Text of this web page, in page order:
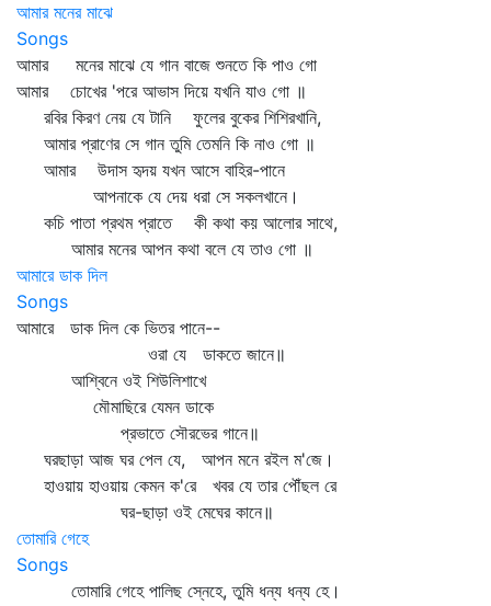
আমার মনের মাঝে
Songs
আমার মনের মাঝে যে গান বাজে শুনতে কি পাও গো
আমার চোখের 'পরে আভাস দিয়ে যখনি যাও গো ॥
রবির কিরণ নেয় যে টানি ফুলের বুকের শিশিরখানি,
আমার প্রাণের সে গান তুমি তেমনি কি নাও গো ॥
আমার উদাস হৃদয় যখন আসে বাহির-পানে
আপনাকে যে দেয় ধরা সে সকলখানে।
কচি পাতা প্রথম প্রাতে কী কথা কয় আলোর সাথে,
আমার মনের আপন কথা বলে যে তাও গো ॥
আমারে ডাক দিল
Songs
আমারে ডাক দিল কে ভিতর পানে--
ওরা যে ডাকতে জানে॥
আশ্বিনে ওই শিউলিশাখে
মৌমাছিরে যেমন ডাকে
প্রভাতে সৌরভের গানে॥
ঘরছাড়া আজ ঘর পেল যে, আপন মনে রইল ম'জে।
হাওয়ায় হাওয়ায় কেমন ক'রে খবর যে তার পৌঁছল রে
ঘর-ছাড়া ওই মেঘের কানে॥
তোমারি গেহে
Songs
তোমারি গেহে পালিছ স্নেহে, তুমি ধন্য ধন্য হে।